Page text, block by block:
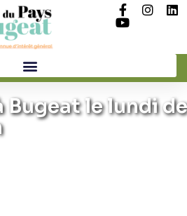
Bugeat le lundi de